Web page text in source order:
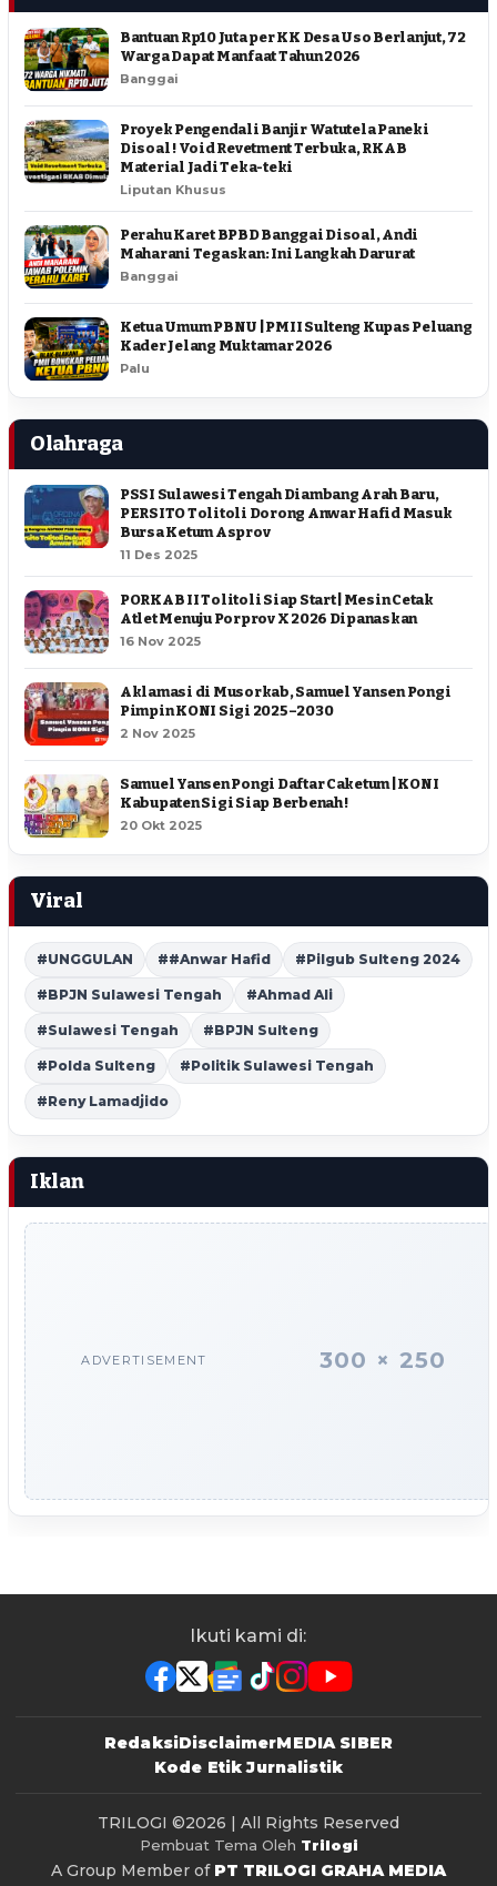
Bantuan Rp10 Juta per KK Desa Uso Berlanjut, 72
Warga Dapat Manfaat Tahun 2026
Banggai
Proyek Pengendali Banjir Watutela Paneki
Disoal ! Void Revetment Terbuka, RKAB
Material Jadi Teka-teki
Liputan Khusus
Perahu Karet BPBD Banggai Disoal, Andi
Maharani Tegaskan: Ini Langkah Darurat
Banggai
Ketua Umum PBNU | PMII Sulteng Kupas Peluang
Kader Jelang Muktamar 2026
Palu
Olahraga
PSSI Sulawesi Tengah Diambang Arah Baru,
PERSITO Tolitoli Dorong Anwar Hafid Masuk
Bursa Ketum Asprov
11 Des 2025
PORKAB II Tolitoli Siap Start | Mesin Cetak
Atlet Menuju Porprov X 2026 Dipanaskan
16 Nov 2025
Aklamasi di Musorkab, Samuel Yansen Pongi
Pimpin KONI Sigi 2025–2030
2 Nov 2025
Samuel Yansen Pongi Daftar Caketum | KONI
Kabupaten Sigi Siap Berbenah !
20 Okt 2025
Viral
#UNGGULAN ##Anwar Hafid #Pilgub Sulteng 2024
#BPJN Sulawesi Tengah #Ahmad Ali
#Sulawesi Tengah #BPJN Sulteng
#Polda Sulteng #Politik Sulawesi Tengah
#Reny Lamadjido
Iklan
ADVERTISEMENT 300 × 250
Ikuti kami di:
RedaksiDisclaimerMEDIA SIBER
Kode Etik Jurnalistik
TRILOGI ©2026 | All Rights Reserved
Pembuat Tema Oleh Trilogi
A Group Member of PT TRILOGI GRAHA MEDIA